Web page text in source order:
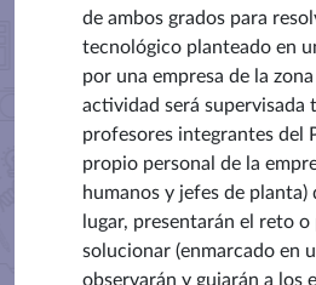
de ambos grados para
tecnológico planteado en
por una empresa de la zona
actividad será supervisada
profesores integrantes del
propio personal de la
humanos y jefes de planta)
lugar, presentarán el reto o
solucionar (enmarcado en
observarán y guiarán a los